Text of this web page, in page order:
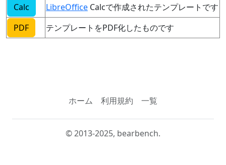
Calc
LibreOffice Calcで作成されたテンプレートです
PDF
テンプレートをPDF化したものです
ホーム 利用規約 一覧
© 2013-2025, bearbench.